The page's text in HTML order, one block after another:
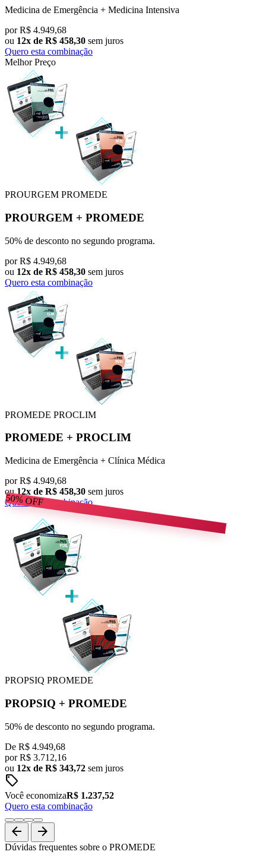
Medicina de Emergência + Medicina Intensiva
por R$ 4.949,68
ou 12x de R$ 458,30 sem juros
Quero esta combinação
Melhor Preço
PROURGEM PROMEDE
PROURGEM + PROMEDE
50% de desconto no segundo programa.
por R$ 4.949,68
ou 12x de R$ 458,30 sem juros
Quero esta combinação
PROMEDE PROCLIM
PROMEDE + PROCLIM
Medicina de Emergência + Clínica Médica
por R$ 4.949,68
ou12x de R$ 458,30 sem juros
Quero esta combinação
50%OFF
PROPSIQ PROMEDE
PROPSIQ + PROMEDE
50% de desconto no segundo programa.
De R$ 4.949,68
por R$ 3.712,16
ou 12x de R$ 343,72 sem juros
sell
Você economizaR$ 1.237,52
Quero esta combinação
arrow_back arrow_forward
Dúvidas frequentes sobre o PROMEDE